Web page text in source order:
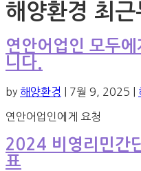
해양환경 최근
연안어업인 모두
니다.
by 해양환경 7월 9, 2025
연안어업인에게 요청
2024 비영리민간
표